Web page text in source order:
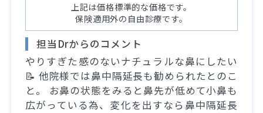
上記は価格標準的な価格です。
保険適用外の自由診療です。
担当Drからのコメント
やりすぎた感のないナチュラルな鼻にしたい
📝 他院様では鼻中隔延長も勧められたとのこ
と。 お鼻の状態をみると鼻先が低めて小鼻も
広がっている為、変化を出すなら鼻中隔延長